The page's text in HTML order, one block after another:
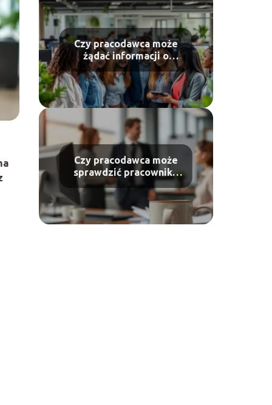
Czy pracodawca może
żądać informacji o
chorobie?
Czy pracodawca może
sprawdzić pracownika
alkomatem?